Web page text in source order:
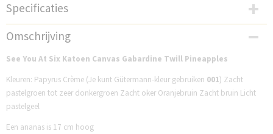
Specificaties
Productcode
SP33C232P
Omschrijving
See You At Six Katoen Canvas Gabardine Twill Pineapples
Kleuren: Papyrus Crème (Je kunt Gütermann-kleur gebruiken 001) Zacht
pastelgroen tot zeer donkergroen Zacht oker Oranjebruin Zacht bruin Licht
pastelgeel
Een ananas is 17 cm hoog